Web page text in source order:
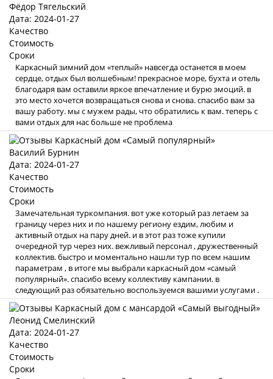
Фёдор Тягельский
Дата: 2024-01-27
Качество
Стоимость
Сроки
Каркасный зимний дом «теплый» навсегда останется в моем
сердце, отдых был волшебным! прекрасное море, бухта и отель
благодаря вам оставили яркое впечатление и бурю эмоций. в
это место хочется возвращаться снова и снова. спасибо вам за
вашу работу. мы с мужем рады, что обратились к вам. теперь с
вами отдых для нас больше не проблема
Василий Бурнин
Дата: 2024-01-27
Качество
Стоимость
Сроки
Замечательная туркомпания. вот уже который раз летаем за
границу через них и по нашему региону ездим, любим и
активный отдых на пару дней. и в этот раз тоже купили
очередной тур через них. вежливый персонал , дружественный
коллектив. быстро и моментально нашли тур по всем нашим
параметрам , в итоге мы выбрали каркасный дом «самый
популярный». спасибо всему коллективу кампании. в
следующий раз обязательно воспользуемся вашими услугами .
Леонид Смелинский
Дата: 2024-01-27
Качество
Стоимость
Сроки